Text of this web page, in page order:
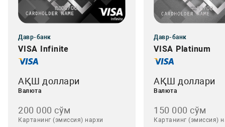
Давр-банк
VISA Infinite
АҚШ доллари
Валюта
200 000 сўм
Картанинг (эмиссия) нархи
Давр-банк
VISA Platinum
АҚШ доллари
Валюта
150 000 сўм
Картанинг (эмиссия)